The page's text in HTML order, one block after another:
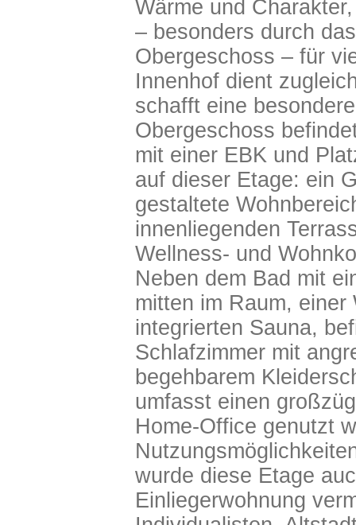
Wärme und
– besonders durch
Obergeschoss – für
Innenhof dient
schafft eine
Obergeschoss
mit einer EBK und
auf dieser Etage: ein
gestaltete
innenliegenden
Wellness- und
Neben dem Bad mit
mitten im Raum, einer
integrierten Sauna,
Schlafzimmer mit
begehbarem
umfasst einen
Home-Office genutzt
wurde diese Etage
Einliegerwohnung